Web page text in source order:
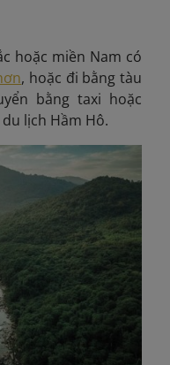
hoặc miền Nam có
, hoặc đi bằng tàu
bằng taxi hoặc
lịch Hầm Hô.